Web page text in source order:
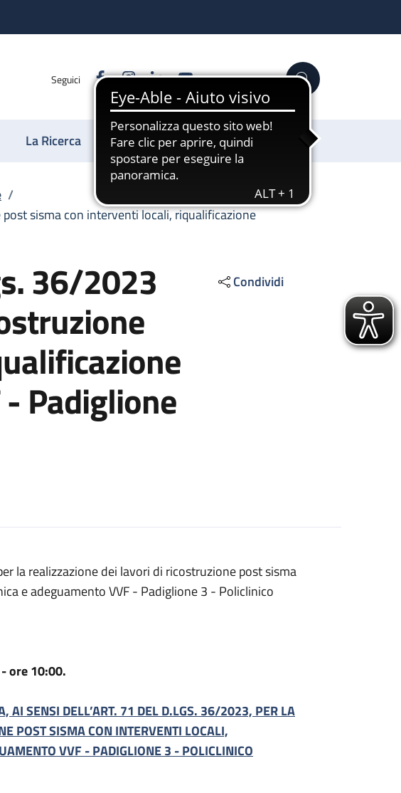
Seguici FacebookInstagram
LinkedinYouTube Cerca
La Ricerca Sostienici
/
sisma con interventi locali, riqualificazione
36/2023
Padiglione
Condividi
post sisma con interventi locali, riqualificazione architettonica e
dei lavori di ricostruzione post sisma con interventi locali, riqualificazione
la realizzazione dei lavori di ricostruzione post sisma
e adeguamento VVF - Padiglione 3 - Policlinico
ore 10:00.
AI SENSI DELL’ART. 71 DEL D.LGS. 36/2023, PER LA
POST SISMA CON INTERVENTI LOCALI,
VVF - PADIGLIONE 3 - POLICLINICO